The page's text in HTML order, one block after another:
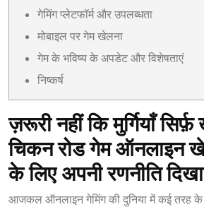
गेमिंग प्लेटफॉर्म और उपलब्धता
मोबाइल पर गेम खेलना
गेम के भविष्य के अपडेट और विशेषताएं
निष्कर्ष
ज़रूरी नहीं कि मुर्गियाँ
चिकन रोड गेम ऑनलाइन
के लिए अपनी रणनीति
आजकल ऑनलाइन गेमिंग की दुनिया में कई तरह